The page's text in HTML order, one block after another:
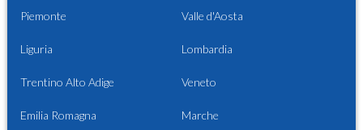
Piemonte Valle d'Aosta
Liguria Lombardia
Trentino Alto Adige Veneto
Emilia Romagna Marche